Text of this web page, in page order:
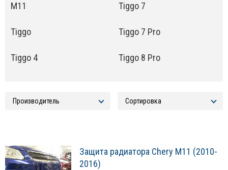
M11
Tiggo
Tiggo 4
Tiggo 7
Tiggo 7 Pro
Tiggo 8 Pro
Защита радиатора Chery M11 (2010-
2016)